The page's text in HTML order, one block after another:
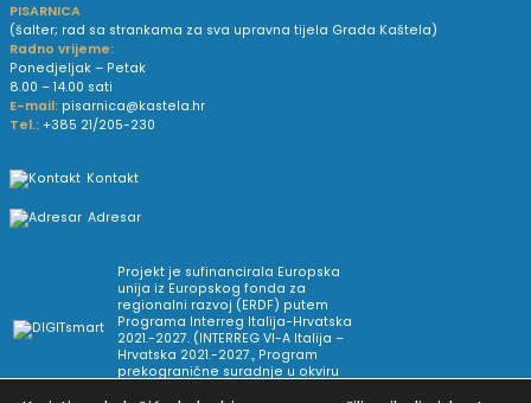
PISARNICA
(šalter; rad sa strankama za sva upravna tijela Grada Kaštela)
Radno vrijeme:
Ponedjeljak – Petak
8.00 – 14.00 sati
E-mail: pisarnica@kastela.hr
Tel.: +385 21/205-230
Kontakt
Adresar
Projekt je sufinancirala Europska
unija iz Europskog fonda za
regionalni razvoj (ERDF) putem
Programa Interreg Italija-Hrvatska
2021.-2027. (INTERREG VI-A Italija –
Hrvatska 2021.-2027., Program
prekogranične suradnje u okviru